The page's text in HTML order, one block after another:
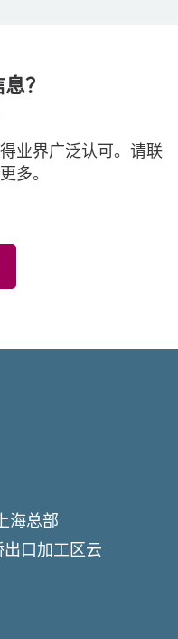
？
业界广泛认可。请联
多。
海总部
口加工区云